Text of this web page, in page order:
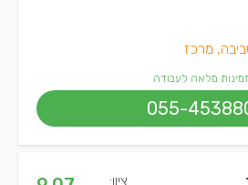
מרכז
זמינות מלאה לעבודה
055-
ציון: